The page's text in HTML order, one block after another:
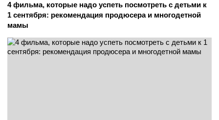
4 фильма, которые надо успеть посмотреть с детьми к
1 сентября: рекомендация продюсера и многодетной
мамы